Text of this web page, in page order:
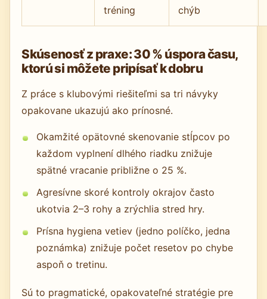
tréning
chýb
Skúsenosť z praxe: 30 % úspora času,
ktorú si môžete pripísať k dobru
Z práce s klubovými riešiteľmi sa tri návyky
opakovane ukazujú ako prínosné.
Okamžité opätovné skenovanie stĺpcov po
každom vyplnení dlhého riadku znižuje
spätné vracanie približne o 25 %.
Agresívne skoré kontroly okrajov často
ukotvia 2–3 rohy a zrýchlia stred hry.
Prísna hygiena vetiev (jedno políčko, jedna
poznámka) znižuje počet resetov po chybe
aspoň o tretinu.
Sú to pragmatické, opakovateľné stratégie pre